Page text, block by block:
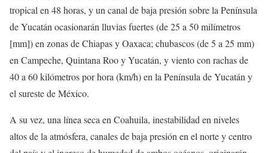
tropical en 48 horas, y un canal de baja presión sobre la Península
de Yucatán ocasionarán lluvias fuertes (de 25 a 50 milímetros
[mm]) en zonas de Chiapas y Oaxaca; chubascos (de 5 a 25 mm)
en Campeche, Quintana Roo y Yucatán, y viento con rachas de
40 a 60 kilómetros por hora (km/h) en la Península de Yucatán y
el sureste de México.
A su vez, una línea seca en Coahuila, inestabilidad en niveles
altos de la atmósfera, canales de baja presión en el norte y centro